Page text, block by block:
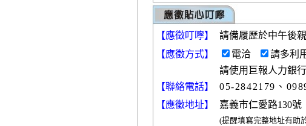
【應徵叮嚀】
請備履歷於中午後
【應徵方式】 電洽 請多利
請使用巨報人力銀
【聯絡電話】
05-2842179、
【應徵地址】
嘉義市仁愛路130號
(提醒填寫完整地址有助